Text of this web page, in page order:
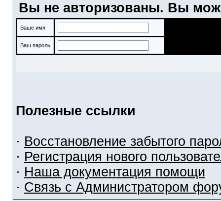
Вы не авторизованы. Вы
Ваше имя
Ваш пароль
Полезные ссылки
· Восстановление забытого
· Регистрация нового
· Наша документация помощи
· Связь с Администратором